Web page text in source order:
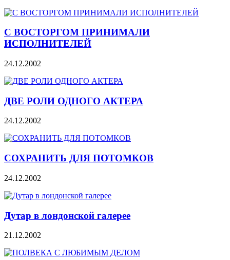
С ВОСТОРГОМ ПРИНИМАЛИ
ИСПОЛНИТЕЛЕЙ
24.12.2002
ДВЕ РОЛИ ОДНОГО АКТЕРА
24.12.2002
СОХРАНИТЬ ДЛЯ ПОТОМКОВ
24.12.2002
Дутар в лондонской галерее
21.12.2002